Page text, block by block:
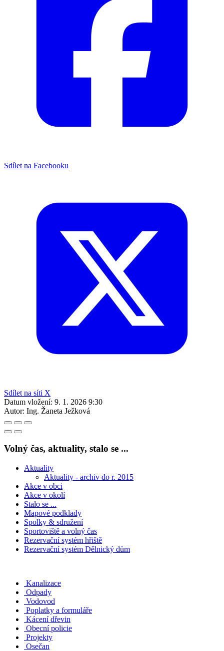
Sdílet na Facebooku
Sdílet na síti X
Datum vložení: 9. 1. 2026 9:30
Autor: Ing. Žaneta Ježková
Volný čas, aktuality, stalo se ...
Aktuality
Aktuality - archiv do r. 2015
Akce v obci
Akce v okolí
Stalo se ...
Mapové podklady
Spolky & sdružení
Sportoviště a volný čas
Rezervační systém hřiště
Rezervační systém Dělnický dům
Kanalizace
Odpady
Vodovod
Poplatky a formuláře
Kácení dřevin
Obecní policie
Projekty
Osečan